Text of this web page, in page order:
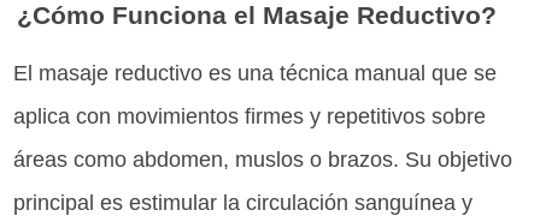
¿Cómo Funciona el Masaje Reductivo?
El masaje reductivo es una técnica manual que se
aplica con movimientos firmes y repetitivos sobre
áreas como abdomen, muslos o brazos. Su objetivo
principal es estimular la circulación sanguínea y